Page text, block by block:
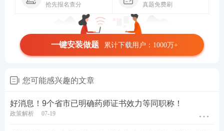
抢先报名查分 真题免费刷
一键安装做题 累计下载用户：1000万+
您可能感兴趣的文章
好消息！9个省市已明确药师证书效力等同职称！
政策解析 07-19